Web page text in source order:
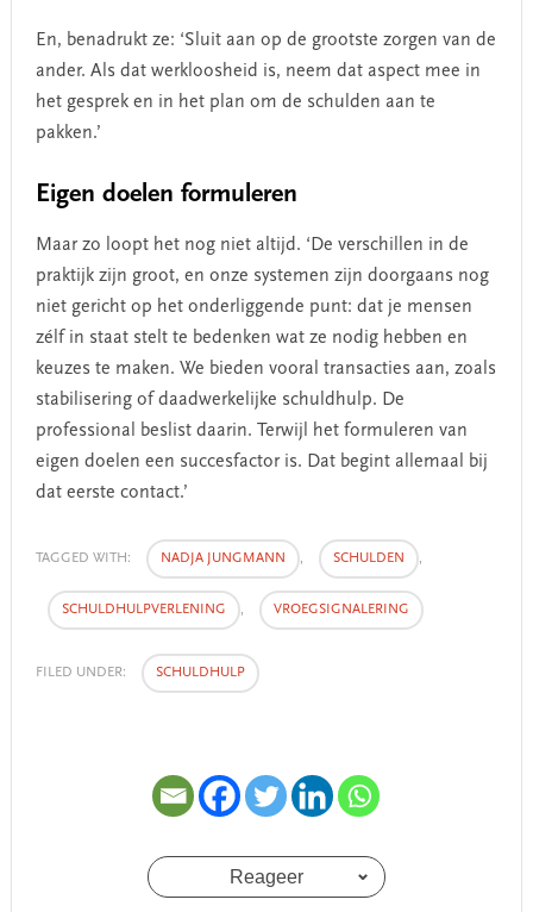
En, benadrukt ze: ‘Sluit aan op de grootste zorgen van de
ander. Als dat werkloosheid is, neem dat aspect mee in
het gesprek en in het plan om de schulden aan te
pakken.’
Eigen doelen formuleren
Maar zo loopt het nog niet altijd. ‘De verschillen in de
praktijk zijn groot, en onze systemen zijn doorgaans nog
niet gericht op het onderliggende punt: dat je mensen
zélf in staat stelt te bedenken wat ze nodig hebben en
keuzes te maken. We bieden vooral transacties aan, zoals
stabilisering of daadwerkelijke schuldhulp. De
professional beslist daarin. Terwijl het formuleren van
eigen doelen een succesfactor is. Dat begint allemaal bij
dat eerste contact.’
TAGGED WITH: NADJA JUNGMANN , SCHULDEN ,
SCHULDHULPVERLENING , VROEGSIGNALERING
FILED UNDER: SCHULDHULP
Reageer